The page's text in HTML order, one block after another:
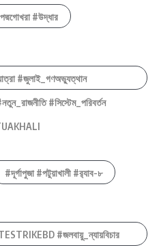
#উদ্ধার
#জুলাই_গণঅভ্যুত্থান
#সিস্টেম_পরিবর্তন
#দূর্গাপুজা #পটুয়াখালী #র‍্যাব-৮
#জলবায়ু_ন্যায়বিচার